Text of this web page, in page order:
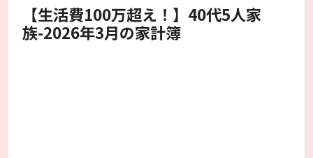
ゴ
リ
ー
【生活費100万超え！】40代5人家
族-2026年3月の家計簿